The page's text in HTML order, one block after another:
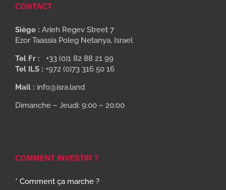
CONTACT
Siège : Arieh Regev Street 7
Ezor Taassia Poleg Netanya, Israel
Tel Fr : +33 (0)1 82 88 21 99
Tel ILS : +972 (0)73 316 50 16
Mail : info@isra.land
Dimanche – Jeudi: 9:00 – 20:00
COMMENT INVESTIR ?
* Comment ça marche ?